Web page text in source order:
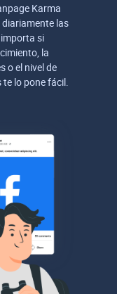
Karma
las
si
la
o el nivel de
te lo pone fácil.